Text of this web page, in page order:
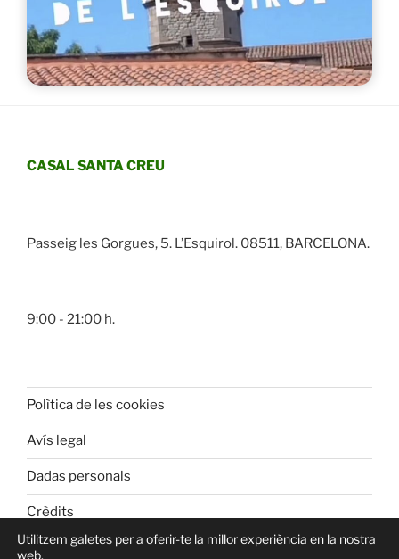
CASAL SANTA CREU
Passeig les Gorgues, 5. L’Esquirol. 08511, BARCELONA.
9:00 - 21:00 h.
Polìtica de les cookies
Avís legal
Dadas personals
Crèdits
Utilitzem galetes per a oferir-te la millor experiència en la nostra
web.